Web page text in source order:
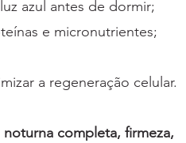
azul antes de dormir;
e micronutrientes;
a regeneração celular.
completa, firmeza,